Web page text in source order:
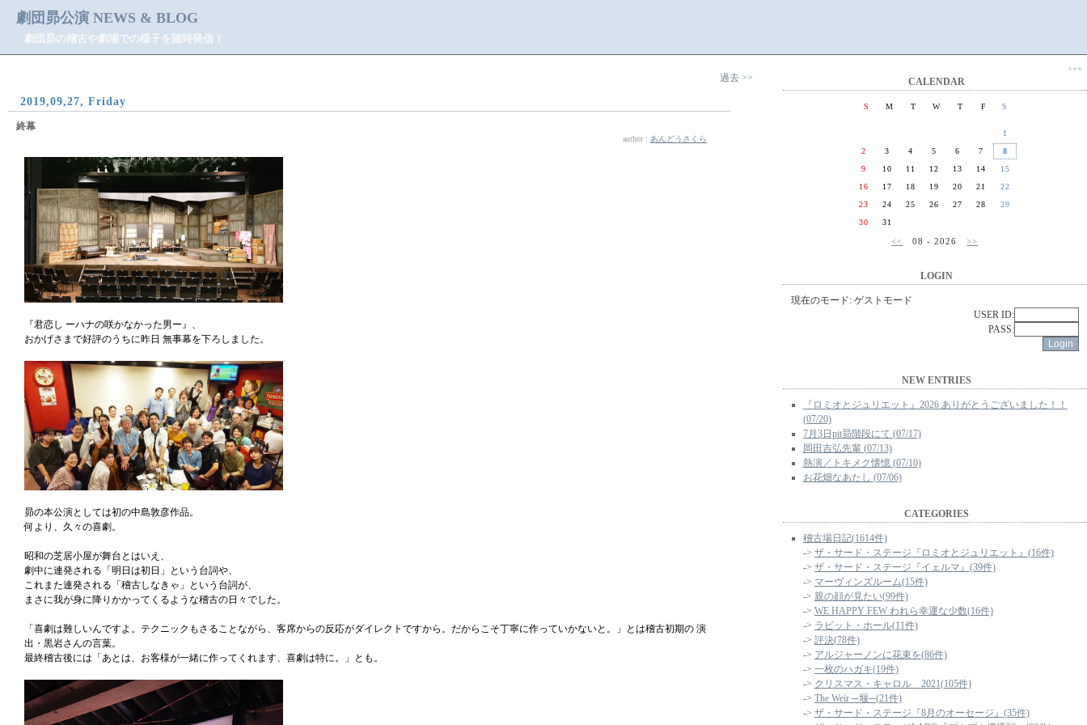
劇団昴公演 NEWS & BLOG
劇団昴の稽古や劇場での様子を随時発信！
過去 >>
2019,09,27, Friday
終幕
author : あんどうさくら
『君恋し ーハナの咲かなかった男ー』、
おかげさまで好評のうちに昨日 無事幕を下ろしました。
昴の本公演としては初の中島敦彦作品。
何より、久々の喜劇。
昭和の芝居小屋が舞台とはいえ、
劇中に連発される「明日は初日」という台詞や、
これまた連発される「稽古しなきゃ」という台詞が、
まさに我が身に降りかかってくるような稽古の日々でした。
「喜劇は難しいんですよ。テクニックもさることながら、客席からの反応がダイレクトですから。だからこそ丁寧に作っていかないと。」とは稽古初期の 演
出・黒岩さんの言葉。
最終稽古後には「あとは、お客様が一緒に作ってくれます、喜劇は特に。」とも。
●●●
CALENDAR
S M T W T F S
1
2
3 4 5 6 7
8
9
10 11 12 13 14
15
16
17 18 19 20 21
22
23
24 25 26 27 28
29
30
31
<< 08 - 2026>>
LOGIN
現在のモード: ゲストモード
USER ID:
PASS:
NEW ENTRIES
『ロミオとジュリエット』2026 ありがとうございました！！
(07/20)
7月3日pit昴階段にて (07/17)
岡田吉弘先輩 (07/13)
熱演／トキメク懐憶 (07/10)
お花畑なあたし (07/06)
CATEGORIES
稽古場日記(1614件)
-> ザ・サード・ステージ『ロミオとジュリエット』(16件)
-> ザ・サード・ステージ『イェルマ』(39件)
-> マーヴィンズルーム(15件)
-> 親の顔が見たい(99件)
-> WE HAPPY FEW われら幸運な少数(16件)
-> ラビット・ホール(11件)
-> 評決(78件)
-> アルジャーノンに花束を(86件)
-> 一枚のハガキ(19件)
-> クリスマス・キャロル 2021(105件)
-> The Weir ─堰─(21件)
-> ザ・サード・ステージ『8月のオーセージ』(35件)